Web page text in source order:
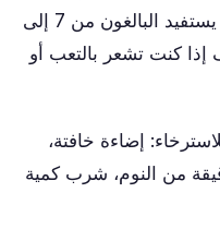
غضون 15 دقيقة في جميع الأيام. يستفيد البالغون من 7 إلى
إذا كنت تشعر بالتعب أو
إضاءة خافتة،
تشغيل الأجهزة قبل 60 دقيقة من النوم، شرب كمية